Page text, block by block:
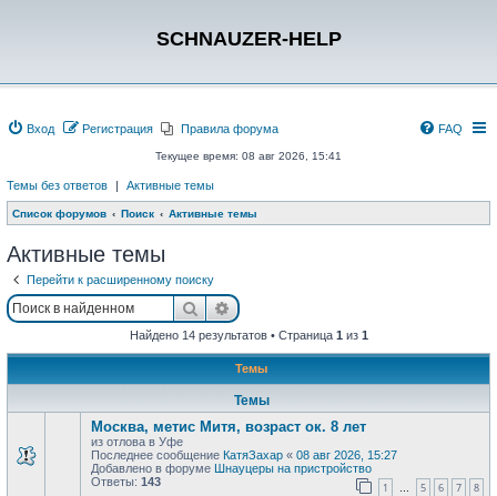
SCHNAUZER-HELP
Вход Регистрация Правила форума FAQ
Текущее время: 08 авг 2026, 15:41
Темы без ответов | Активные темы
Список форумов Поиск Активные темы
Активные темы
Перейти к расширенному поиску
ПоискРасширенный поиск
Найдено 14 результатов • Страница 1 из 1
Темы
Темы
Москва, метис Митя, возраст ок. 8 лет
из отлова в Уфе
Последнее сообщение КатяЗахар « 08 авг 2026, 15:27
Добавлено в форуме Шнауцеры на пристройство
Ответы: 143 1 5 6 7 8